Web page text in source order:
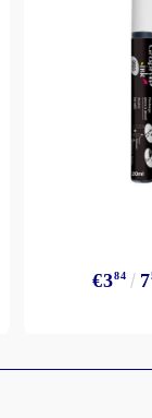
-
& Dye
€384 7